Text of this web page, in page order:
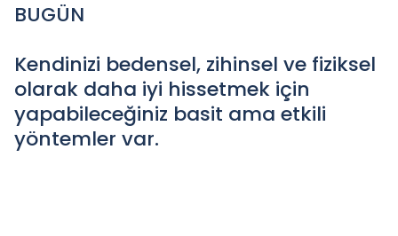
BUGÜN
Kendinizi bedensel, zihinsel ve fiziksel
olarak daha iyi hissetmek için
yapabileceğiniz basit ama etkili
yöntemler var.